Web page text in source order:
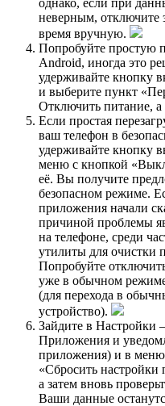
неверным, отключите
время вручную.
Попробуйте простую
Android, иногда это
удерживайте кнопку
и выберите пункт
Отключить питание, а
Если простая
ваш телефон в
удерживайте кнопку
меню с кнопкой
её. Вы получите
безопасном режиме.
приложения начали
причиной проблемы
на телефоне, среди
утилиты для очистки
Попробуйте
уже в обычном
(для перехода в
устройство).
Зайдите в
Приложения и
приложения) и в меню
«Сбросить
а затем вновь
Ваши данные